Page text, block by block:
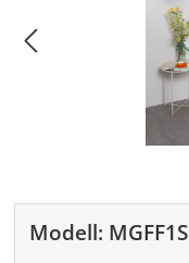
Modell: MGFF1S